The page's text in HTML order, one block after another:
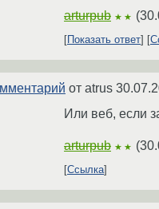
arturpub ★★ (
Показать ответ
от atrus
Или веб, если
arturpub ★★ (
Ссылка